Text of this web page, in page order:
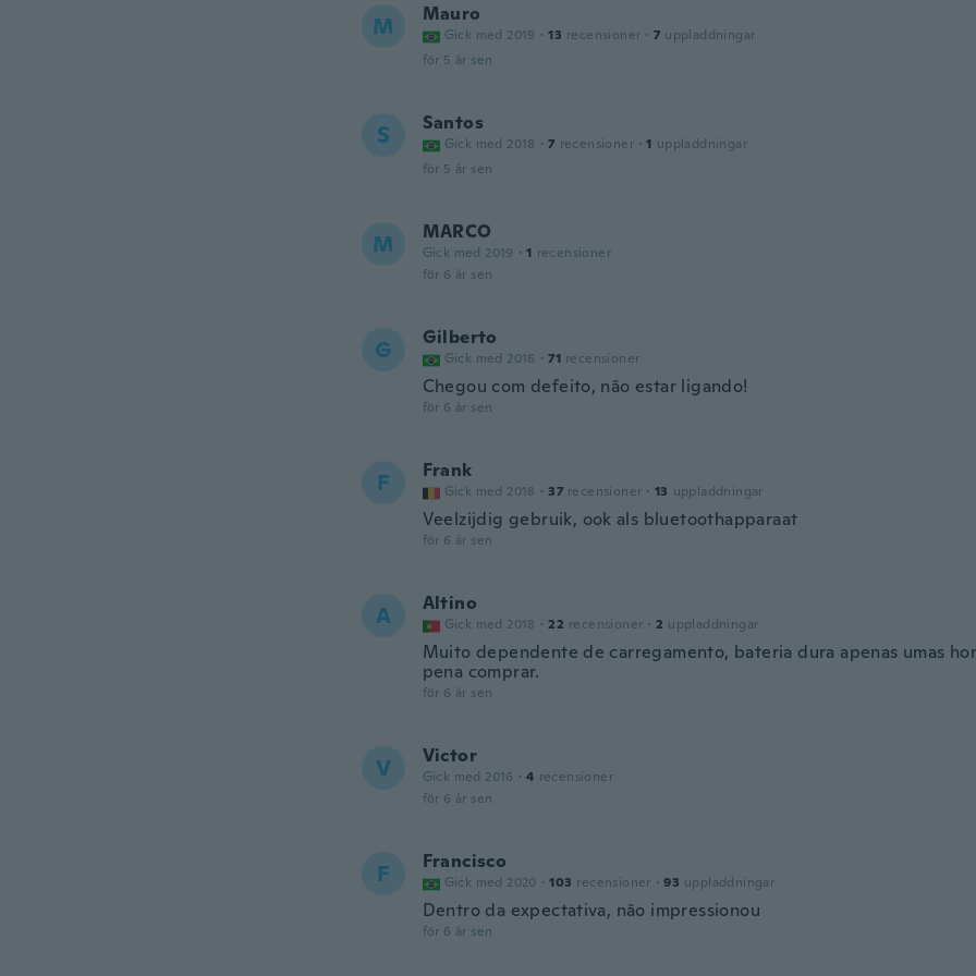
M Mauro
Gick med 2019 · 13 recensioner · 7 uppladdningar
för 5 år sen
S Santos
Gick med 2018 · 7 recensioner · 1 uppladdningar
för 5 år sen
M MARCO
Gick med 2019 · 1 recensioner
för 6 år sen
G Gilberto
Gick med 2016 · 71 recensioner
Chegou com defeito, não estar ligando!
för 6 år sen
F Frank
Gick med 2018 · 37 recensioner · 13 uppladdningar
Veelzijdig gebruik, ook als bluetoothapparaat
för 6 år sen
A Altino
Gick med 2018 · 22 recensioner · 2 uppladdningar
Muito dependente de carregamento, bateria dura apenas umas
pena comprar.
för 6 år sen
V Victor
Gick med 2016 · 4 recensioner
för 6 år sen
F Francisco
Gick med 2020 · 103 recensioner · 93 uppladdningar
Dentro da expectativa, não impressionou
för 6 år sen